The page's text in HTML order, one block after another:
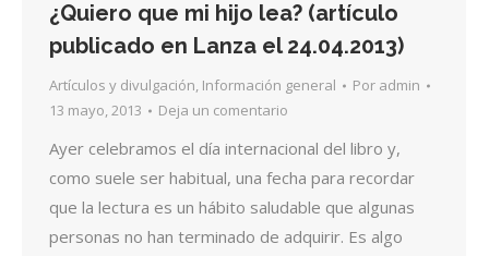
¿Quiero que mi hijo lea? (artículo
publicado en Lanza el 24.04.2013)
Artículos y divulgación, Información general Por admin
13 mayo, 2013
Deja un comentario
Ayer celebramos el día internacional del libro y,
como suele ser habitual, una fecha para recordar
que la lectura es un hábito saludable que algunas
personas no han terminado de adquirir. Es algo